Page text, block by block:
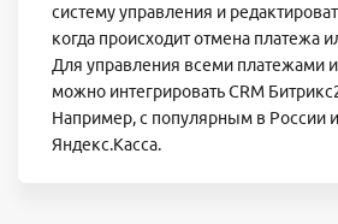
систему управления и
когда происходит отмена платежа
Для управления всеми платежами
можно интегрировать CRM
Например, с популярным в России
Яндекс.Касса.